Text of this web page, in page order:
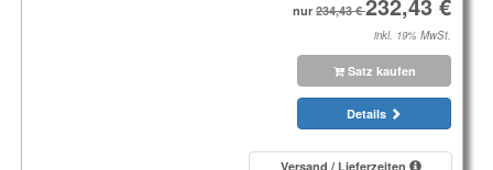
nur
inkl. 19% MwSt.
Satz kaufen
Details
Versand / Lieferzeiten